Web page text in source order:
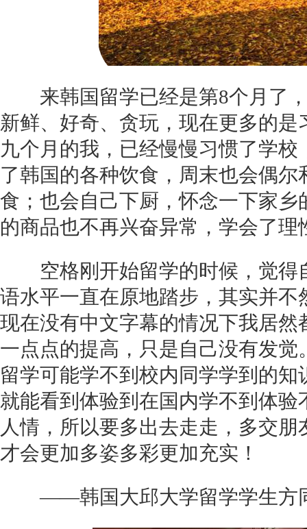
来韩国留学已经是第8个月了，
新鲜、好奇、贪玩，现在更多的
九个月的我，已经慢慢习惯了学
了韩国的各种饮食，周末也会偶
食；也会自己下厨，怀念一下家
的商品也不再兴奋异常，学会了理
空格刚开始留学的时候，觉得
语水平一直在原地踏步，其实并
现在没有中文字幕的情况下我居
一点点的提高，只是自己没有发
留学可能学不到校内同学学到的
就能看到体验到在国内学不到体
人情，所以要多出去走走，多交
才会更加多姿多彩更加充实！
——韩国大邱大学留学学生方